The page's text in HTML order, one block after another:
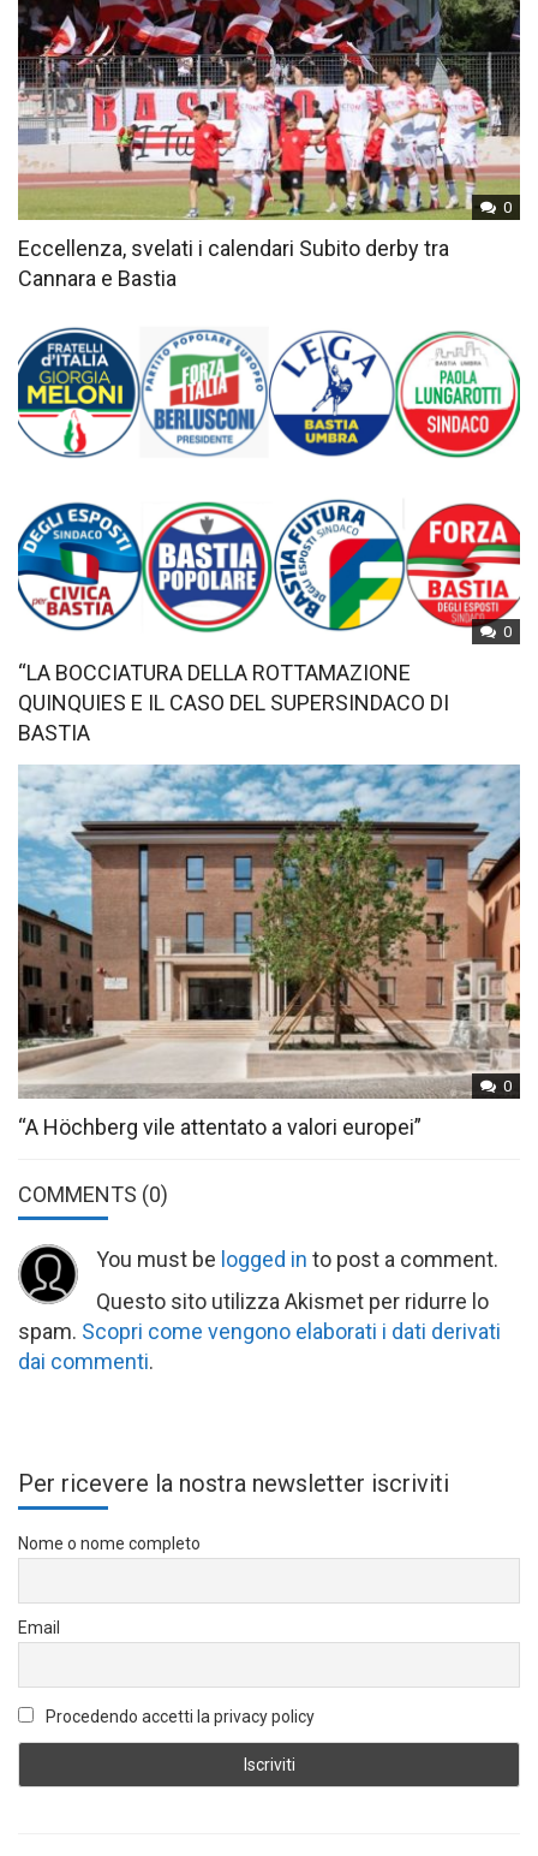
0
Eccellenza, svelati i calendari Subito derby tra
Cannara e Bastia
0
“LA BOCCIATURA DELLA ROTTAMAZIONE
QUINQUIES E IL CASO DEL SUPERSINDACO DI
BASTIA
0
“A Höchberg vile attentato a valori europei”
COMMENTS (0)
You must be logged in to post a comment.
Questo sito utilizza Akismet per ridurre lo
spam. Scopri come vengono elaborati i dati derivati
dai commenti.
Per ricevere la nostra newsletter iscriviti
Nome o nome completo
Email
Procedendo accetti la privacy policy